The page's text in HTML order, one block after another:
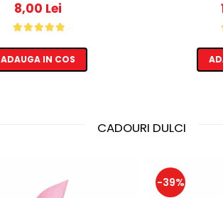
8,00 Lei
ADAUGA IN COS
CADOURI DULCI
-39%